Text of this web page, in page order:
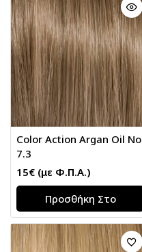
Color Action Argan Oil Νο
7.3
15€ (με Φ.Π.Α.)
Προσθήκη Στο
Καλάθι